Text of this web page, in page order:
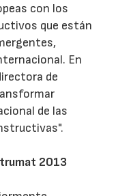
con los
que están
En
de
de las
2013